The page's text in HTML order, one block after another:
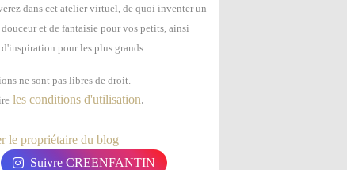
dans cet atelier virtuel, de quoi inventer un
et de fantaisie pour vos petits, ainsi
pour les plus grands.
ne sont pas libres de droit.
les conditions d'utilisation.
le propriétaire du blog
Suivre CREENFANTIN